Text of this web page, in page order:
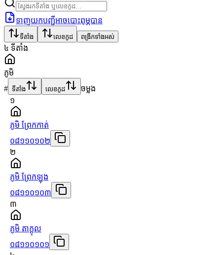
ទាញយកបញ្ជីអាចបោះពុម្ភបាន
ទីតាំង លេខកូដ ពង្រីកទាំងអស់
៤ ទីតាំង
ភូមិ
# ទីតាំង លេខកូដ
ចម្លង
១
ភូមិ ព្រែកកាត់
០៨១១០១០២
២
ភូមិ ព្រែកឡុង
០៨១១០១០៣
៣
ភូមិ តាក្ដុល
០៨១១០១០១